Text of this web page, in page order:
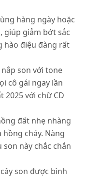
hàng ngày hoặc
giúp giảm bớt sắc
hào điệu đàng rất
son với tone
cô gái ngay lần
2025 với chữ CD
đất nhẹ nhàng
cháy. Nàng
này chắc chắn
son được bình